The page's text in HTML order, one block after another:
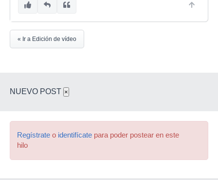
« Ir a Edición de vídeo
NUEVO POST ×
Regístrate o identifícate para poder postear en este
hilo